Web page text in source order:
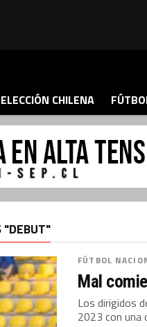
CHILENA
"DEBUT"
FÚTBOL
Mal
Los dirigidos
2023 con una